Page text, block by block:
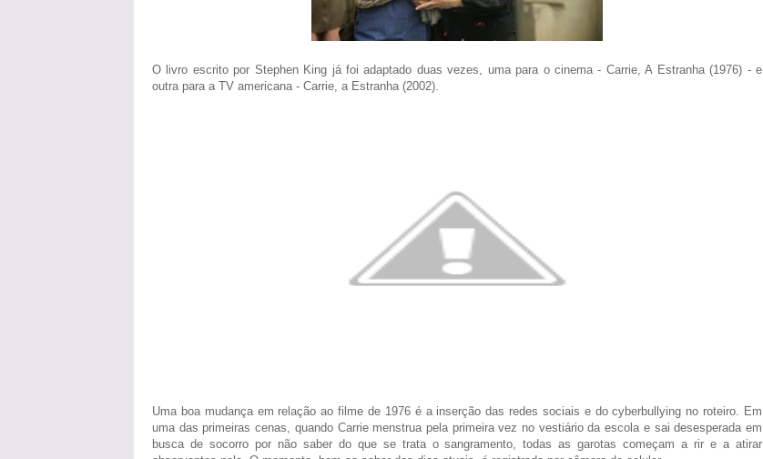
O livro escrito por Stephen King já foi adaptado duas vezes, uma para o cinema - Carrie, A Estranha (1976) - e
outra para a TV americana - Carrie, a Estranha (2002).
Uma boa mudança em relação ao filme de 1976 é a inserção das redes sociais e do cyberbullying no roteiro. Em
uma das primeiras cenas, quando Carrie menstrua pela primeira vez no vestiário da escola e sai desesperada em
busca de socorro por não saber do que se trata o sangramento, todas as garotas começam a rir e a atirar